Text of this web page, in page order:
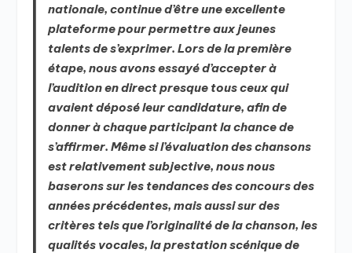
nationale, continue d’être une excellente
plateforme pour permettre aux jeunes
talents de s’exprimer. Lors de la première
étape, nous avons essayé d’accepter à
l’audition en direct presque tous ceux qui
avaient déposé leur candidature, afin de
donner à chaque participant la chance de
s’affirmer. Même si l’évaluation des chansons
est relativement subjective, nous nous
baserons sur les tendances des concours des
années précédentes, mais aussi sur des
critères tels que l’originalité de la chanson, les
qualités vocales, la prestation scénique de